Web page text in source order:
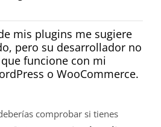
mis plugins me sugiere
pero su desarrollador no
funcione con mi
o WooCommerce.
comprobar si tienes